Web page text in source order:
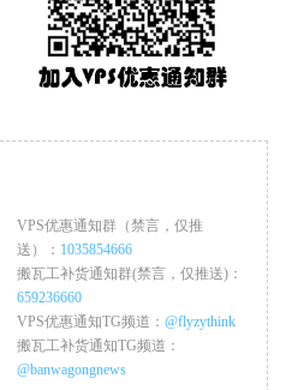
VPS优惠通知群（禁言，仅推
送）： 1035854666
搬瓦工补货通知群(禁言，仅推送)：
659236660
VPS优惠通知TG频道： @flyzythink
搬瓦工补货通知TG频道：
@banwagongnews